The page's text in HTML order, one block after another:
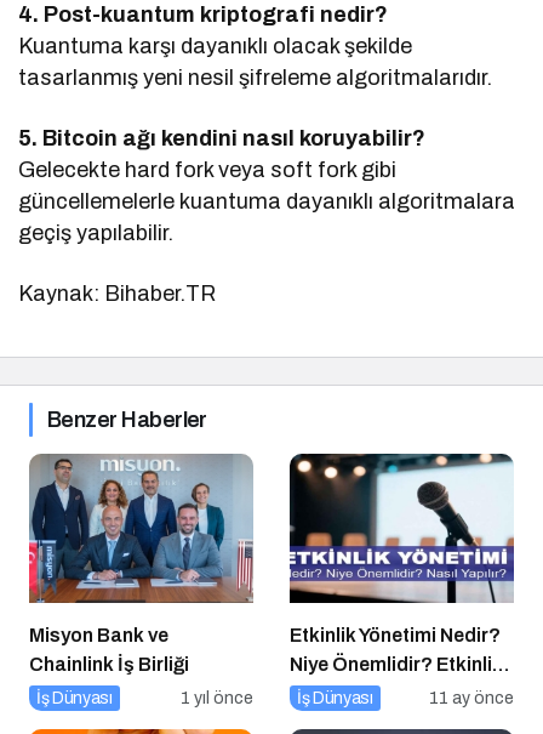
4. Post-kuantum kriptografi nedir?
Kuantuma karşı dayanıklı olacak şekilde
tasarlanmış yeni nesil şifreleme algoritmalarıdır.
5. Bitcoin ağı kendini nasıl koruyabilir?
Gelecekte hard fork veya soft fork gibi
güncellemelerle kuantuma dayanıklı algoritmalara
geçiş yapılabilir.
Kaynak: Bihaber.TR
Benzer Haberler
Misyon Bank ve
Chainlink İş Birliği
İş Dünyası 1 yıl önce
Etkinlik Yönetimi Nedir?
Niye Önemlidir? Etkinlik
Yönetimi Nasıl Yapılır?
İş Dünyası 11 ay önce